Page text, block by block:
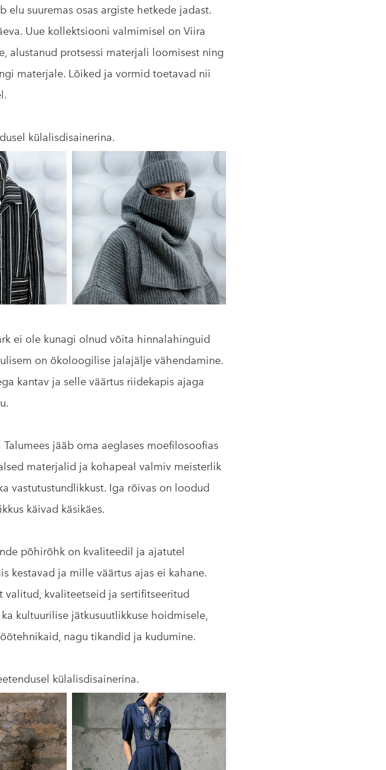
elu suuremas osas argiste hetkede jadast.
Uue kollektsiooni valmimisel on Viira
alustanud protsessi materjali loomisest ning
materjale. Lõiked ja vormid toetavad nii
külalisdisainerina.
ei ole kunagi olnud võita hinnalahinguid
on ökoloogilise jalajälje vähendamine.
kantav ja selle väärtus riidekapis ajaga
jääb oma aeglases moefilosoofias
materjalid ja kohapeal valmiv meisterlik
vastutustundlikkust. Iga rõivas on loodud
käivad käsikäes.
põhirõhk on kvaliteedil ja ajatutel
kestavad ja mille väärtus ajas ei kahane.
kvaliteetseid ja sertifitseeritud
kultuurilise jätkusuutlikkuse hoidmisele,
nagu tikandid ja kudumine.
külalisdisainerina.